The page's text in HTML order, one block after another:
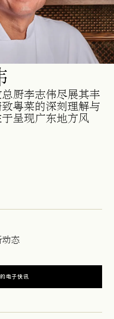
厨李志伟尽展其丰
粤菜的深刻理解与
呈现广东地方风
态
电子快讯